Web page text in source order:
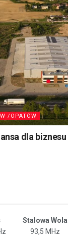
/OPATÓW
dla
Stalowa Wola
93,5 MHz